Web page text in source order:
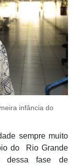
infância do
sempre muito
do Rio Grande
dessa fase de